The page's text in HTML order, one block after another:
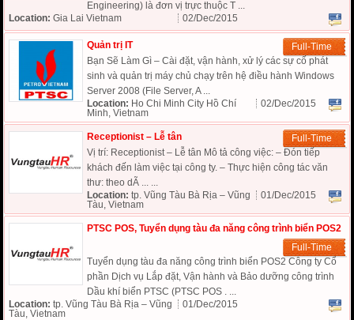
Engineering) là đơn vị trực thuộc T ...
Location: Gia Lai Vietnam 02/Dec/2015
Quản trị IT
Full-Time
Bạn Sẽ Làm Gì – Cài đặt, vận hành, xử lý các sự cố phát
sinh và quản trị máy chủ chạy trên hệ điều hành Windows
Server 2008 (File Server, A ...
Location: Ho Chi Minh City Hồ Chí
Minh, Vietnam
02/Dec/2015
Receptionist – Lễ tân
Full-Time
Vị trí: Receptionist – Lễ tân Mô tả công việc: – Đón tiếp
khách đến làm việc tại công ty. – Thực hiện công tác văn
thư: theo dÃ ... ...
Location: tp. Vũng Tàu Bà Rịa – Vũng
Tàu, Vietnam
01/Dec/2015
PTSC POS, Tuyển dụng tàu đa năng công trình biển POS2
Full-Time
Tuyển dụng tàu đa năng công trình biển POS2 Công ty Cổ
phần Dịch vụ Lắp đặt, Vận hành và Bảo dưỡng công trình
Dầu khí biển PTSC (PTSC POS . ...
Location: tp. Vũng Tàu Bà Rịa – Vũng
Tàu, Vietnam
01/Dec/2015